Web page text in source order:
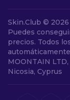
Skin.Club © 2026
Puedes
precios. Todos
MOONTAIN
Nicosia, Cyprus